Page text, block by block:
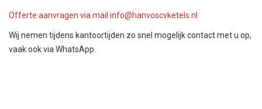
Offerte aanvragen via mail info@hanvoscvketels.nl
Wij nemen tijdens kantoortijden zo snel mogelijk contact met u op,
vaak ook viaWhatsApp.